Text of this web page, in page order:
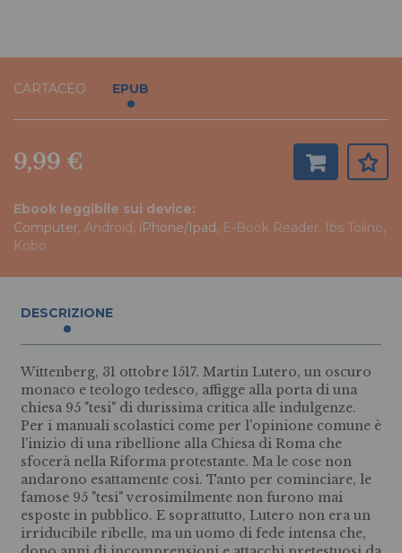
CARTACEO EPUB
9,99 €
Ebook leggibile sui device:
Computer, Android, iPhone/Ipad, E-Book Reader, Ibs Tolino,
Kobo
DESCRIZIONE
Wittenberg, 31 ottobre 1517. Martin Lutero, un oscuro
monaco e teologo tedesco, affigge alla porta di una
chiesa 95 "tesi" di durissima critica alle indulgenze.
Per i manuali scolastici come per l'opinione comune è
l'inizio di una ribellione alla Chiesa di Roma che
sfocerà nella Riforma protestante. Ma le cose non
andarono esattamente così. Tanto per cominciare, le
famose 95 "tesi" verosimilmente non furono mai
esposte in pubblico. E soprattutto, Lutero non era un
irriducibile ribelle, ma un uomo di fede intensa che,